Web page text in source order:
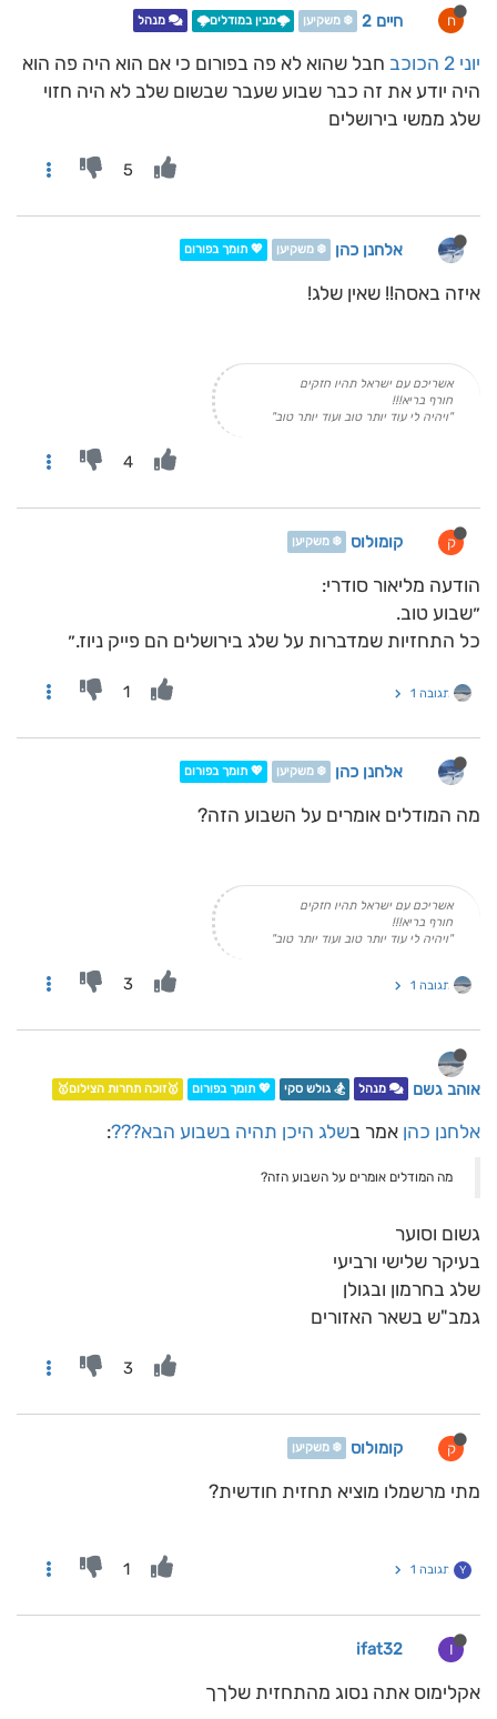
ח חיים 2 ❄️ משקיען 🌩️מבין במודלים🌩️ מנהל
יוני 2 הכוכב
חבל שהוא לא פה בפורום כי אם הוא היה פה הוא
היה יודע את זה כבר שבוע שעבר שבשום שלב לא היה חזוי
שלג ממשי בירושלים
5
אלחנן כהן ❄️ משקיען 💖 תומך בפורום
איזה באסה!! שאין שלג!
אשריכם עם ישראל תהיו חזקים
חורף בריא!!!
"ויהיה לי עוד יותר טוב ועוד יותר טוב"
4
ק קומולוס ❄️ משקיען
הודעה מליאור סודרי:
״שבוע טוב.
כל התחזיות שמדברות על שלג בירושלים הם פייק ניוז.״
תגובה 1 1
אלחנן כהן ❄️ משקיען 💖 תומך בפורום
מה המודלים אומרים על השבוע הזה?
אשריכם עם ישראל תהיו חזקים
חורף בריא!!!
"ויהיה לי עוד יותר טוב ועוד יותר טוב"
תגובה 1 3
אוהב גשם מנהל 🏂 גולש סקי 💖 תומך בפורום 🥇זוכה תחרות הצילום🥇
אלחנן כהן אמר בשלג היכן תהיה בשבוע הבא???:
מה המודלים אומרים על השבוע הזה?
גשום וסוער
בעיקר שלישי ורביעי
שלג בחרמון ובגולן
גמב"ש בשאר האזורים
3
ק קומולוס ❄️ משקיען
מתי מרשמלו מוציא תחזית חודשית?
Y תגובה 1 1
I
ifat32
אקלימוס אתה נסוג מהתחזית שלךך